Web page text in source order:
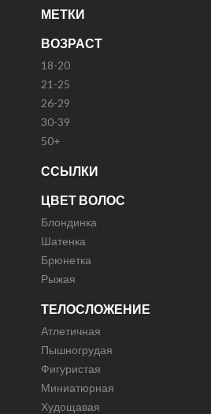
МЕТКИ
ВОЗРАСТ
18-20
21-25
26-29
30-39
50+
ССЫЛКИ
ЦВЕТ ВОЛОС
Блондинка
Шатенка
Брюнетка
Рыжая
ТЕЛОСЛОЖЕНИЕ
Атлетичная
Пышногрудая
Фигуристая
Миниатюрная
Худощавая